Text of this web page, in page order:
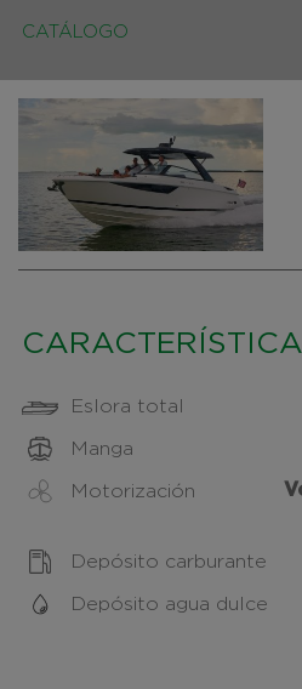
CATÁLOGO
Eslora total
Manga
Motorización
Depósito carburante
Depósito agua dulce